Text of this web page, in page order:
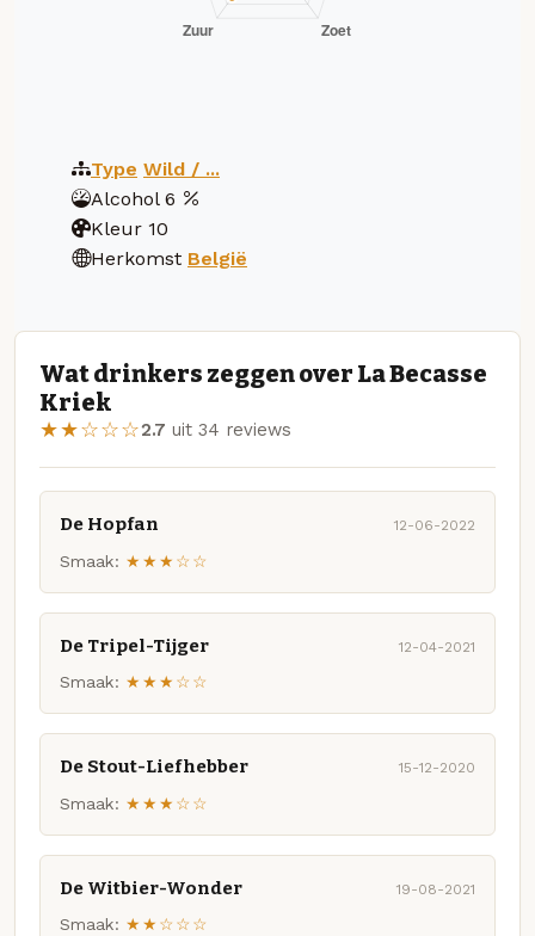
Type Wild / ...
Alcohol 6
Kleur 10
Herkomst België
Wat drinkers zeggen over La Becasse
Kriek
★★☆☆☆2.7 uit 34 reviews
De Hopfan 12-06-2022
Smaak: ★★★☆☆
De Tripel-Tijger 12-04-2021
Smaak: ★★★☆☆
De Stout-Liefhebber 15-12-2020
Smaak: ★★★☆☆
De Witbier-Wonder 19-08-2021
Smaak: ★★☆☆☆